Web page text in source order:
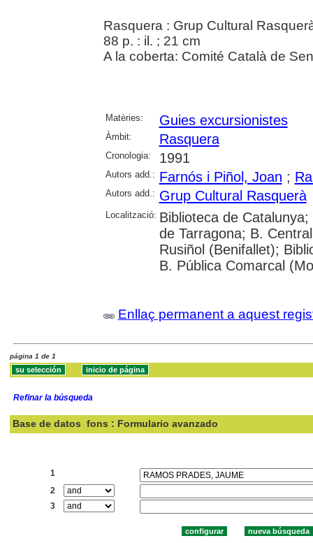
Rasquera : Grup Cultural
88 p. : il. ; 21 cm
A la coberta: Comité Català de
Matèries: Guies excursionistes
Àmbit: Rasquera
Cronologia: 1991
Autors add.: Farnós i Piñol, Joan ;
Autors add.: Grup Cultural Rasquerà
Localització: Biblioteca de
de Tarragona; B.
Rusiñol (Benifallet);
B. Pública Comarcal
Enllaç permanent a aquest
página 1 de 1
Refinar la búsqueda
Base de datos fons : Formulario avanzado
1
2
3